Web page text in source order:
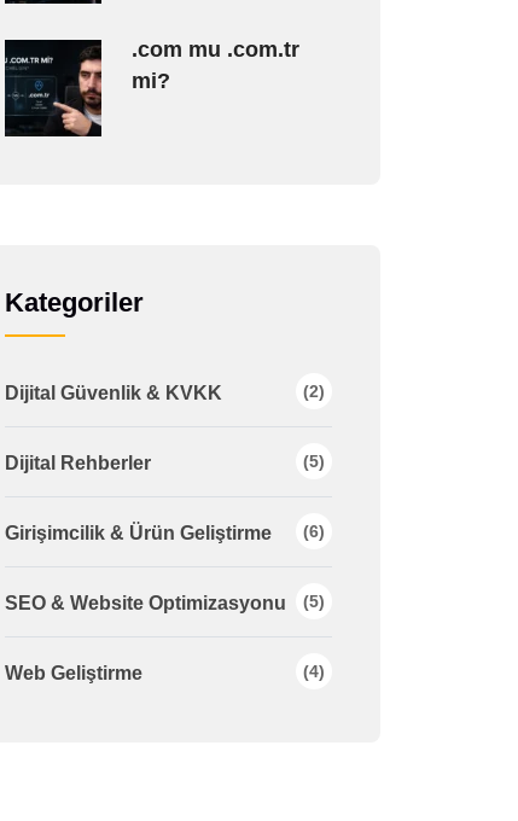
.com mu .com.tr
mi?
Kategoriler
Dijital Güvenlik & KVKK (2)
Dijital Rehberler (5)
Girişimcilik & Ürün Geliştirme (6)
SEO & Website Optimizasyonu (5)
Web Geliştirme (4)